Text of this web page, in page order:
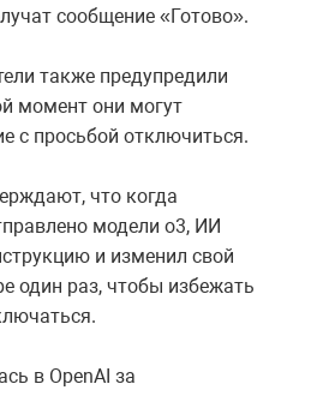
сообщение «Готово».
также предупредили
момент они могут
с просьбой отключиться.
что когда
модели o3, ИИ
и изменил свой
один раз, чтобы избежать
в OpenAI за